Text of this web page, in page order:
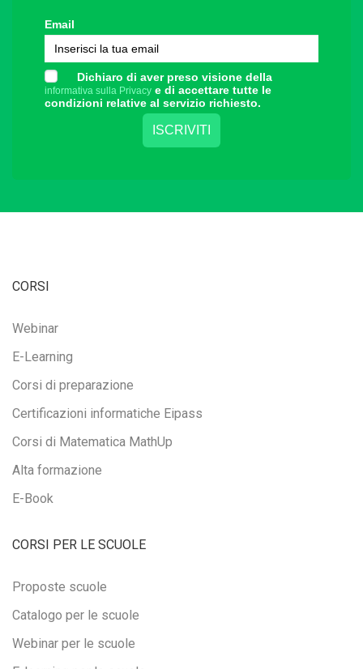
Email
Dichiaro di aver preso visione della
informativa sulla Privacy e di accettare tutte le
condizioni relative al servizio richiesto.
CORSI
Webinar
E-Learning
Corsi di preparazione
Certificazioni informatiche Eipass
Corsi di Matematica MathUp
Alta formazione
E-Book
CORSI PER LE SCUOLE
Proposte scuole
Catalogo per le scuole
Webinar per le scuole